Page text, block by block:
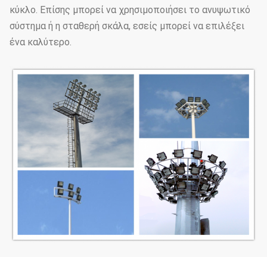
κύκλο. Επίσης μπορεί να χρησιμοποιήσει το ανυψωτικό
σύστημα ή η σταθερή σκάλα, εσείς μπορεί να επιλέξει
ένα καλύτερο.